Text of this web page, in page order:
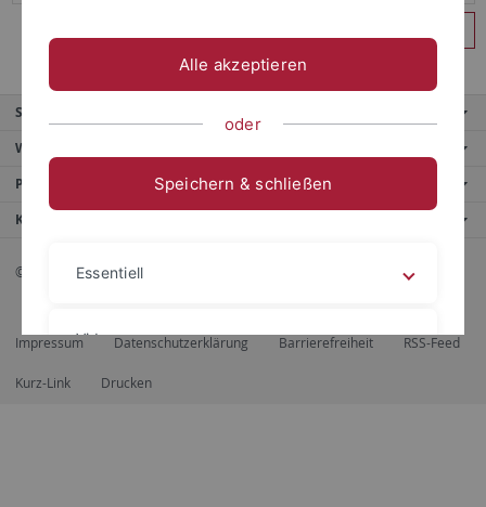
Service
Weitere Angebote
Portale
Kontaktinfo
© 2026 Eberhard Karls Universität Tübingen, Tübingen
Impressum Datenschutzerklärung Barrierefreiheit RSS-Feed
Kurz-Link Drucken
Alle akzeptieren
oder
Speichern & schließen
Essentiell
Videos